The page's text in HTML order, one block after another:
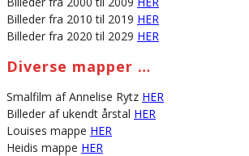
Billeder fra 2010 til 2019 HER
Billeder fra 2020 til 2029 HER
Diverse mapper …
Smalfilm af Annelise Rytz HER
Billeder af ukendt årstal HER
Louises mappe HER
Heidis mappe HER